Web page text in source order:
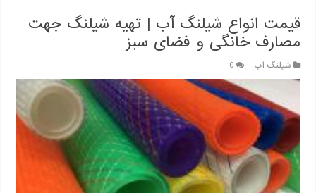
قیمت انواع شیلنگ آب | تهیه شیلنگ جهت
مصارف خانگی و فضای سبز
شیلنگ آب 0